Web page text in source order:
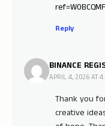
Reply
BINANCE
APRIL 4, 2026 AT
Thank you
creative